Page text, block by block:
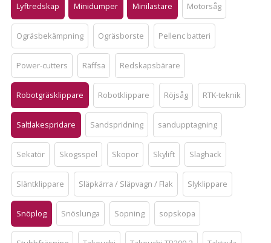
Lyftredskap Minidumper Minilastare Motorsåg
Ogräsbekämpning Ogräsborste Pellenc batteri
Power-cutters Räffsa Redskapsbärare
Robotgräsklippare Robotklippare Röjsåg RTK-teknik
Saltlakespridare Sandspridning sandupptagning
Sekatör Skogsspel Skopor Skylift Slaghack
Släntklippare Släpkärra / Släpvagn / Flak Slyklippare
Snöplog Snöslunga Sopning sopskopa